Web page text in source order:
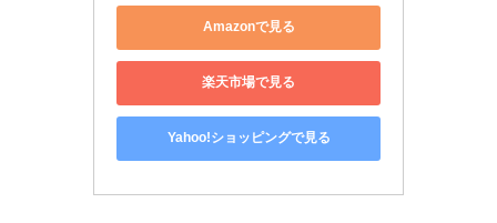
Amazonで見る
楽天市場で見る
Yahoo!ショッピングで見る